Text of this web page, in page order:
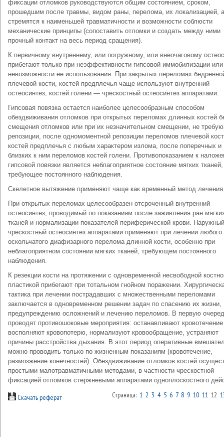
фиксации отломков руководствуются общим состоянием, сроком,
прошедшим после травмы, видом раны, перелома, их локализацией,
стремятся к наименьшей травматичности и возможности соблюсти
механические принципы (сопоставить отломки и создать между ними
прочный контакт на весь период сращения).
К первичному внутреннему, или погружному, или внеочаговому
прибегают только при неэффективности гипсовой иммобилизации или
невозможности ее использования. При закрытых переломах
плечевой кости, костей предплечья чаще используют внутренний
остеосинтез, костей голени — чрескостный остеосинтез аппаратами.
Гипсовая повязка остается наиболее целесообразным способом
обездвиживания отломков при открытых переломах длинных костей
смещения отломков или при их незначительном смещении, не
репозиции, после одномоментной репозиции переломов плечевой
костей предплечья с любым характером излома, после поперечных и
близких к ним переломов костей голени. Противопоказанием к
гипсовой повязки является неблагоприятное состояние мягких тканей,
требующее постоянного наблюдения.
Скелетное вытяжение применяют чаще как временный метод
При открытых переломах целесообразен отсроченный внутренний
остеосинтез, проводимый по показаниям после заживления ран
тканей и нормализации показателей периферической крови. Наружный
чрескостный остеосинтез аппаратами применяют при лечении любого
оскольчатого диафизарного перелома длинной кости, особенно при
неблагоприятном состоянии мягких тканей, требующем постоянного
наблюдения.
К резекции кости на протяжении с одновременной несвободной
пластикой прибегают при тотальном гнойном поражении.
тактика при лечении пострадавших с множественными переломами
заключается в одновременном решении задач по спасению их жизни,
предупреждению осложнений и лечению переломов. В первую
проводят противошоковые мероприятия: останавливают
восполняют кровопотерю, нормализуют кровообращение, устраняют
причины расстройства дыхания. В этот период оперативные
можно проводить только по жизненным показаниям (кровотечение,
размозжение конечностей). Обездвиживание отломков костей
простыми малотравматичными методами, в частности чрескостной
фиксацией отломков стержневыми аппаратами одноплоскостного
Скачать реферат Страница: 1 2 3 4 5 6 7 8 9 10 11 12